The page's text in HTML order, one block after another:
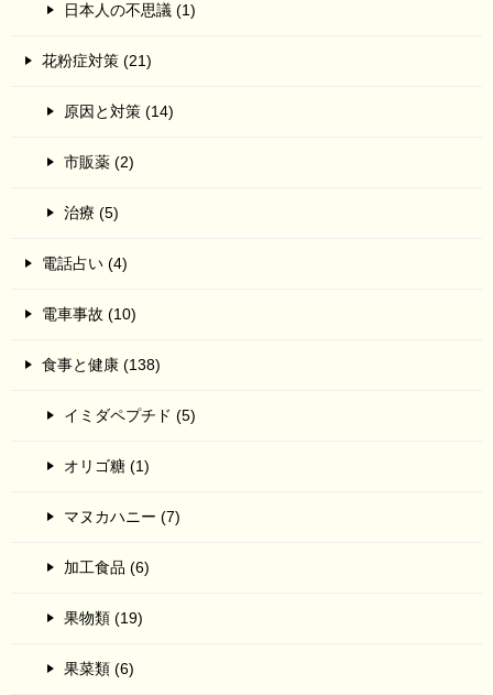
日本人の不思議 (1)
花粉症対策 (21)
原因と対策 (14)
市販薬 (2)
治療 (5)
電話占い (4)
電車事故 (10)
食事と健康 (138)
イミダペプチド (5)
オリゴ糖 (1)
マヌカハニー (7)
加工食品 (6)
果物類 (19)
果菜類 (6)